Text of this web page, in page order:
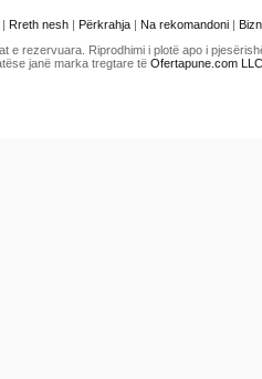
| Rreth nesh | Përkrahja | Na rekomandoni |
e rezervuara. Riprodhimi i plotë apo i
janë marka tregtare të Ofertapune.com LLC